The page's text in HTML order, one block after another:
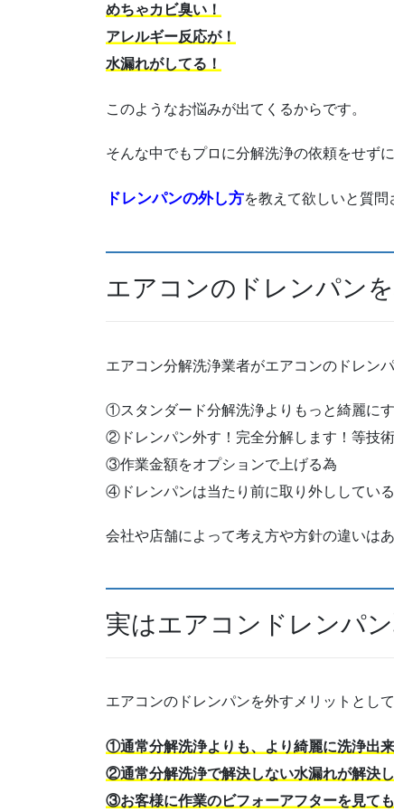
めちゃカビ臭い！
アレルギー反応が！
水漏れがしてる！
このようなお悩みが出てくるからです。
そんな中でもプロに分解洗浄の依頼をせず
ドレンパンの外し方を教えて欲しいと質問
エアコンのドレンパン
エアコン分解洗浄業者がエアコンのドレン
①スタンダード分解洗浄よりもっと綺麗に
②ドレンパン外す！完全分解します！等技
③作業金額をオプションで上げる為
④ドレンパンは当たり前に取り外ししている
会社や店舗によって考え方や方針の違いは
実はエアコンドレンパ
エアコンのドレンパンを外すメリットとし
①通常分解洗浄よりも、より綺麗に洗浄出
②通常分解洗浄で解決しない水漏れが解決
③お客様に作業のビフォーアフターを見て